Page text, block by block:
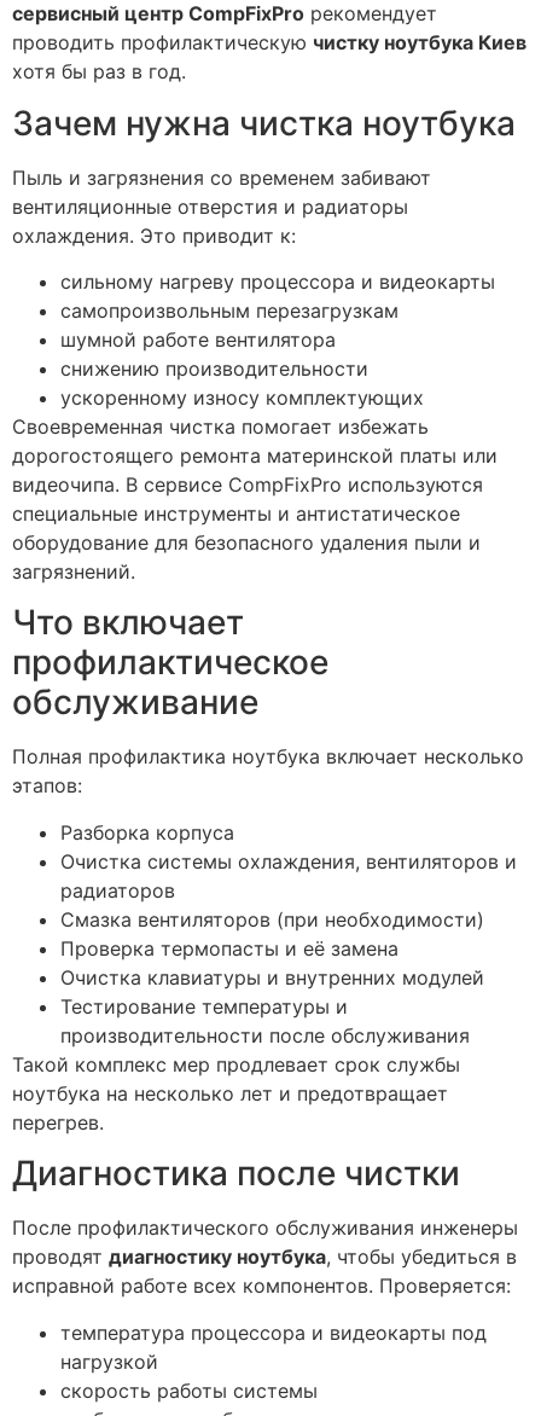
сервисный центр CompFixPro рекомендует
проводить профилактическую чистку ноутбука Киев
хотя бы раз в год.
Зачем нужна чистка ноутбука
Пыль и загрязнения со временем забивают
вентиляционные отверстия и радиаторы
охлаждения. Это приводит к:
сильному нагреву процессора и видеокарты
самопроизвольным перезагрузкам
шумной работе вентилятора
снижению производительности
ускоренному износу комплектующих
Своевременная чистка помогает избежать
дорогостоящего ремонта материнской платы или
видеочипа. В сервисе CompFixPro используются
специальные инструменты и антистатическое
оборудование для безопасного удаления пыли и
загрязнений.
Что включает
профилактическое
обслуживание
Полная профилактика ноутбука включает несколько
этапов:
Разборка корпуса
Очистка системы охлаждения, вентиляторов и
радиаторов
Смазка вентиляторов (при необходимости)
Проверка термопасты и её замена
Очистка клавиатуры и внутренних модулей
Тестирование температуры и
производительности после обслуживания
Такой комплекс мер продлевает срок службы
ноутбука на несколько лет и предотвращает
перегрев.
Диагностика после чистки
После профилактического обслуживания инженеры
проводят диагностику ноутбука, чтобы убедиться в
исправной работе всех компонентов. Проверяется:
температура процессора и видеокарты под
нагрузкой
скорость работы системы